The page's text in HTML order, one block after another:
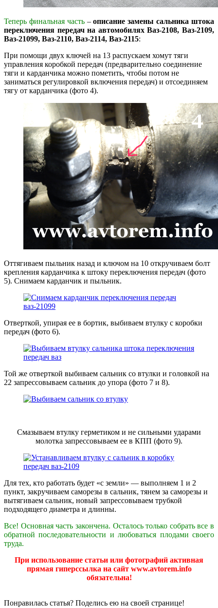
Теперь финальная часть–описание замены сальника штока
переключения передач на автомобилях Ваз-2108, Ваз-2109,
Ваз-21099, Ваз-2110, Ваз-2114, Ваз-2115:
При помощи двух ключей на 13 распускаем хомут тяги
управления коробкой передач (предварительно соединение
тяги и карданчика можно пометить, чтобы потом не
заниматься регулировкой включения передач) и отсоединяем
тягу от карданчика (фото 4).
Оттягиваем пыльник назад и ключом на 10 откручиваем болт
крепления карданчика к штоку переключения передач (фото
5). Снимаем карданчик и пыльник.
Отверткой, упирая ее в бортик, выбиваем втулку с коробки
передач (фото 6).
Той же отверткой выбиваем сальник со втулки и головкой на
22 запрессовываем сальник до упора (фото 7 и 8).
Смазываем втулку герметиком и не сильными ударами
молотка запрессовываем ее в КПП (фото 9).
Для тех, кто работать будет «с земли» — выполняем 1 и 2
пункт, закручиваем саморезы в сальник, тянем за саморезы и
вытягиваем сальник, новый запрессовываем трубкой
подходящего диаметра и длинны.
Все! Основная часть закончена. Осталось только собрать все в
обратной последовательности и любоваться плодами своего
труда.
При использование статьи или фотографий активная
прямая гиперссылка на сайт www.avtorem.info
обязательна!
Понравилась статья? Поделись ею на своей странице!